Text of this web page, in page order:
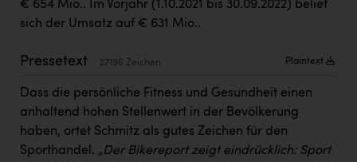
KEBA
KLIPP Frisör
Kleider Bauer
Kremsmüller Anlagenbau GmbH
Maximarkt
€ 654 Mio.. Im Vorjahr (1.10.2021 bis 30.09.2022) belief
sich der Umsatz auf € 631 Mio..
Pressetext 27196 Zeichen Plaintext
Dass die persönliche Fitness und Gesundheit einen
anhaltend hohen Stellenwert in der Bevölkerung
haben, ortet Schmitz als gutes Zeichen für den
Sporthandel. „Der Bikereport zeigt eindrücklich: Sport